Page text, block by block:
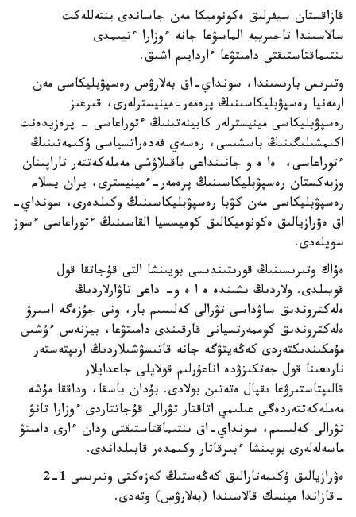
قازاقستان سيفرلىق ەكونوميكا مەن جاساندى ينتەللەكت
سالاسىندا تاجىريبە الماسۋعا جانە ءوزارا ءتيىمدى
ىنتىماقتاستىقتى دامىتۋعا ءاردايىم اشىق.
وتىرىس بارىسىندا، سونداي-اق بەلارۋس رەسپۋبليكاسى مەن
ارمەنيا رەسپۋبليكاسىنىڭ پرەمەر-مينيسترلەرى، قىرعىز
رەسپۋبليكاسى مينيسترلەر كابينەتىنىڭ ءتوراعاسى - پرەزيدەنت
اكىمشىلىگىنىڭ باسشىسى، رەسەي فەدەراتسياسى ۇكىمەتىنىڭ
ءتوراعاسى، ەا ە و جانىنداعى باقىلاۋشى مەملەكەتتەر تاراپىنان
وزبەكستان رەسپۋبليكاسىنىڭ پرەمەر-ءمينيسترى، يران يسلام
رەسپۋبليكاسى مەن كۋبا رەسپۋبليكاسىنىڭ وكىلدەرى، سونداي-
اق ەۋرازيالىق ەكونوميكالىق كوميسسيا القاسىنىڭ ءتوراعاسى ءسوز
سويلەدى.
ەۇاك وتىرىسىنىڭ قورىتىندىسى بويىنشا التى قۇجاتقا قول
قويىلدى. ولاردىڭ ىشىندە ە ا ە و- داعى تاۋارلاردىڭ
ەلەكتروندىق ساۋداسى تۋرالى كەلىسىم بار، ونى جۇزەگە اسىرۋ
ەلەكتروندىق كوممەرتسيانى قارقىندى دامىتۋعا، بيزنەس ءۇشىن
مۇمكىندىكتەردى كەڭەيتۋگە جانە قاتىسۋشىلاردىڭ ارىپتەستەر
نارىعىنا قول جەتكىزۋدە اناعۇرلىم قولايلى جاعدايلار
قالىپتاستىرۋعا ىقپال ەتەتىن بولادى. بۇدان باسقا، وداققا مۇشە
مەملەكەتتەردەگى عىلىمي اتاقتار تۋرالى قۇجاتتاردى ءوزارا تانۋ
تۋرالى كەلىسىم، سونداي-اق ىنتىماقتاستىقتى ودان ءارى دامىتۋ
ماسەلەلەرى بويىنشا ءبىرقاتار وكىمدەر قابىلداندى.
ەۋرازيالىق ۇكىمەتارالىق كەڭەستىڭ كەزەكتى وتىرىسى 1-2
-قازاندا مينسك قالاسىندا (بەلارۋس) وتەدى.